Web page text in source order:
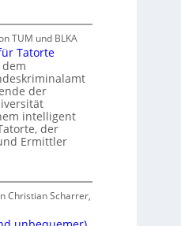
TUM und BLKA
Tatorte
der
intelligent
der
Ermittler
Christian Scharrer,